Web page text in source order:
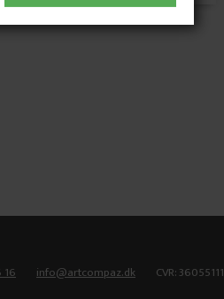
16 info@artcompaz.dk CVR: 36055111